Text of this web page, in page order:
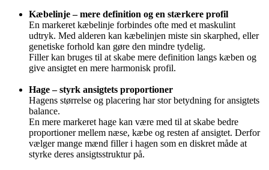
Kæbelinje – mere definition og en stærkere profil
En markeret kæbelinje forbindes ofte med et maskulint
udtryk. Med alderen kan kæbelinjen miste sin skarphed, eller
genetiske forhold kan gøre den mindre tydelig.
Filler kan bruges til at skabe mere definition langs kæben og
give ansigtet en mere harmonisk profil.
Hage – styrk ansigtets proportioner
Hagens størrelse og placering har stor betydning for ansigtets
balance.
En mere markeret hage kan være med til at skabe bedre
proportioner mellem næse, kæbe og resten af ansigtet. Derfor
vælger mange mænd filler i hagen som en diskret måde at
styrke deres ansigtsstruktur på.